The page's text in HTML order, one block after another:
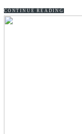
CONTINUE READING